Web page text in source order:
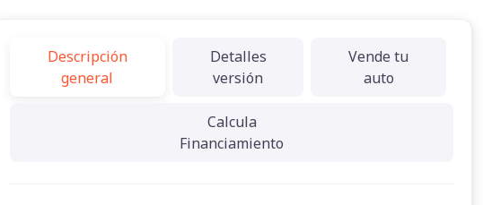
Descripción
general
Detalles
versión
Vende tu
auto
Calcula
Financiamiento